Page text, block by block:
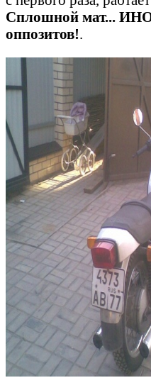
Сплошной мат...
оппозитов!.